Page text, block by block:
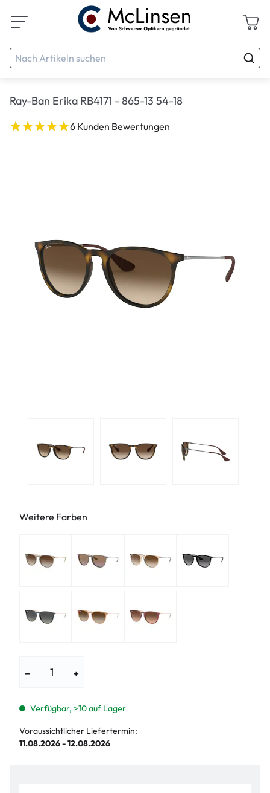
Ray-Ban Erika RB4171 - 865-13 54-18
6 Kunden Bewertungen
Weitere Farben
− +
Verfügbar, >10 auf Lager
Voraussichtlicher Liefertermin:
11.08.2026 - 12.08.2026